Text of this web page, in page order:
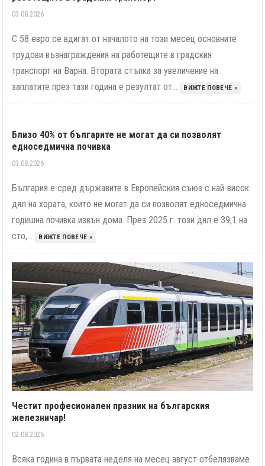
03.08.2026
С 58 евро се вдигат от началото на този месец основните
трудови възнаграждения на работещите в градския
транспорт на Варна. Втората стъпка за увеличение на
заплатите през тази година е резултат от...
ВИЖТЕ ПОВЕЧЕ »
Близо 40% от българите не могат да си позволят
едноседмична почивка
03.08.2026
България е сред държавите в Европейския съюз с най-висок
дял на хората, които не могат да си позволят едноседмична
годишна почивка извън дома. През 2025 г. този дял е 39,1 на
сто,...
ВИЖТЕ ПОВЕЧЕ »
Честит професионален празник на българския
железничар!
02.08.2026
Всяка година в първата неделя на месец август отбелязваме